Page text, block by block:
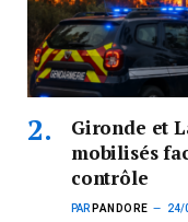
Gironde et
mobilisés
contrôle
PAR PANDORE 24/